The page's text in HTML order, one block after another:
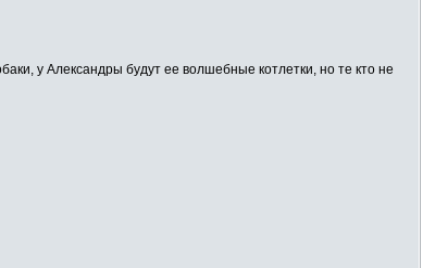
у Александры будут ее волшебные котлетки, но те кто не